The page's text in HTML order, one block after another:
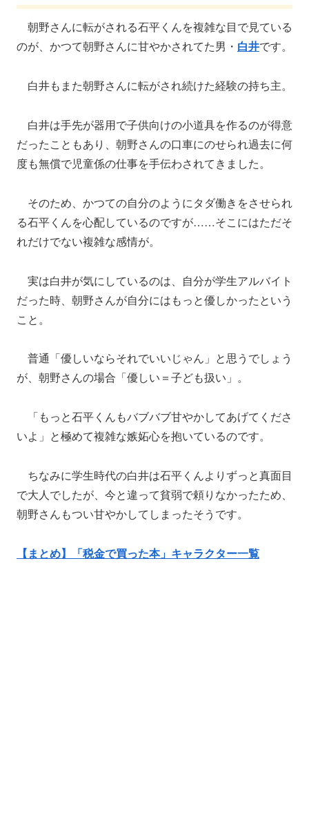
朝野さんに転がされる石平くんを複雑な目で見ている
のが、かつて朝野さんに甘やかされてた男・ 白井です。
白井もまた朝野さんに転がされ続けた経験の持ち主。
白井は手先が器用で子供向けの小道具を作るのが得意
だったこともあり、朝野さんの口車にのせられ過去に何
度も無償で児童係の仕事を手伝わされてきました。
そのため、かつての自分のようにタダ働きをさせられ
る石平くんを心配しているのですが……そこにはただそ
れだけでない複雑な感情が。
実は白井が気にしているのは、自分が学生アルバイト
だった時、朝野さんが自分にはもっと優しかったという
こと。
普通「優しいならそれでいいじゃん」と思うでしょう
が、朝野さんの場合「優しい＝子ども扱い」。
「もっと石平くんもバブバブ甘やかしてあげてくださ
いよ」と極めて複雑な嫉妬心を抱いているのです。
ちなみに学生時代の白井は石平くんよりずっと真面目
で大人でしたが、今と違って貧弱で頼りなかったため、
朝野さんもつい甘やかしてしまったそうです。
【まとめ】「税金で買った本」キャラクター一覧